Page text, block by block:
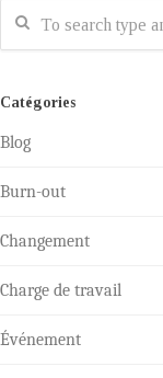
Catégories
Blog
Burn-out
Changement
Charge de travail
Événement